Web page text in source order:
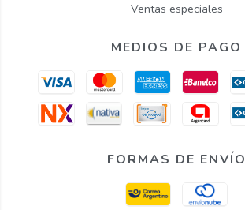
Ventas especiales
MEDIOS DE PAGO
FORMAS DE ENVÍO